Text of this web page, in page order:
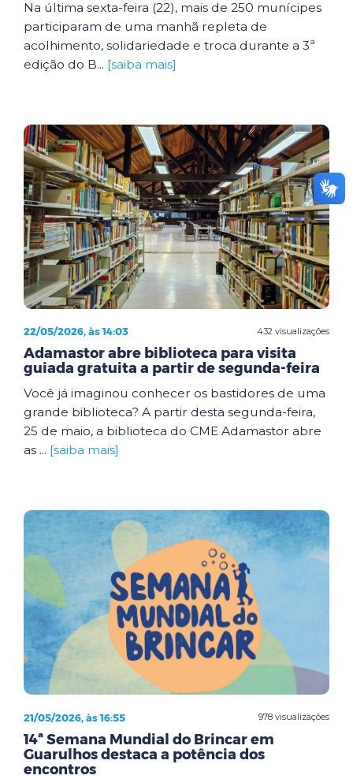
Na última sexta-feira (22), mais de 250 munícipes
participaram de uma manhã repleta de
acolhimento, solidariedade e troca durante a 3ª
edição do B... [saiba mais]
432 visualizações
22/05/2026, às 14:03
Adamastor abre biblioteca para visita
guiada gratuita a partir de segunda-feira
Você já imaginou conhecer os bastidores de uma
grande biblioteca? A partir desta segunda-feira,
25 de maio, a biblioteca do CME Adamastor abre
as ... [saiba mais]
978 visualizações
21/05/2026, às 16:55
14ª Semana Mundial do Brincar em
Guarulhos destaca a potência dos
encontros